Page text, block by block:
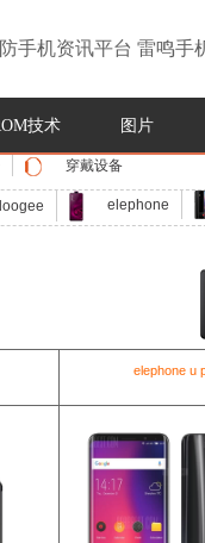
手机资讯平台 雷鸣手
技术 图片
穿戴设备
elephone
elephone u